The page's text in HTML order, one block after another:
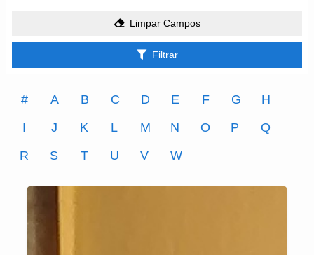
Limpar Campos
Filtrar
# A B C D E F G
H
I
J K L M N O P
Q
R
S T U V W